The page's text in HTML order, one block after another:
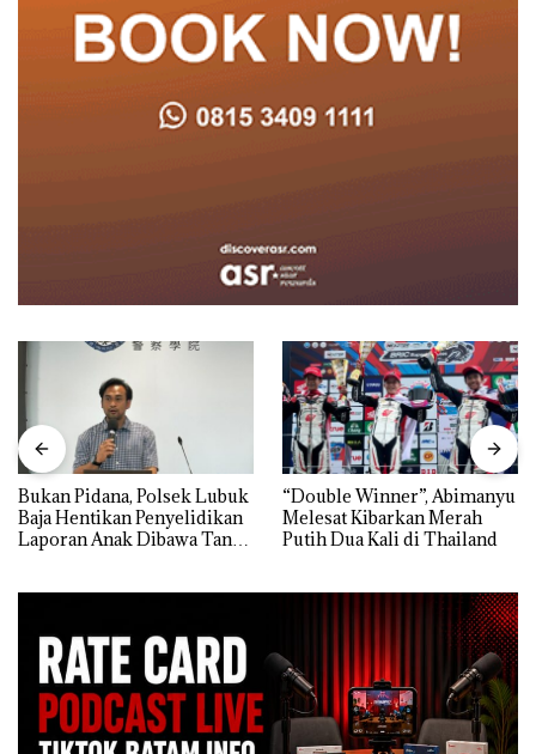
Bukan Pidana, Polsek Lubuk
Baja Hentikan Penyelidikan
Laporan Anak Dibawa Tanpa
“Double Winner”, Abimanyu
Melesat Kibarkan Merah
Putih Dua Kali di Thailand